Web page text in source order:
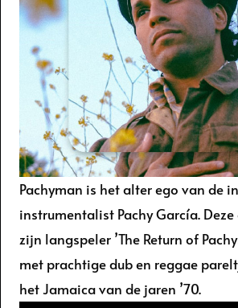
Pachyman is het alter ego van de
instrumentalist Pachy García.
zijn langspeler ’The Return of
met prachtige dub en reggae
het Jamaica van de jaren ’70.